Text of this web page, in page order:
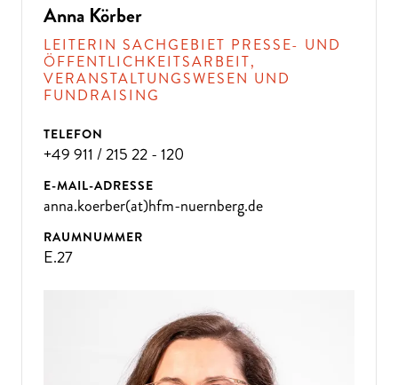
Anna Körber
LEITERIN SACHGEBIET PRESSE- UND
ÖFFENTLICHKEITSARBEIT,
VERANSTALTUNGSWESEN UND
FUNDRAISING
TELEFON
+49 911 / 215 22 - 120
E-MAIL-ADRESSE
anna.koerber(at)hfm-nuernberg.de
RAUMNUMMER
E.27